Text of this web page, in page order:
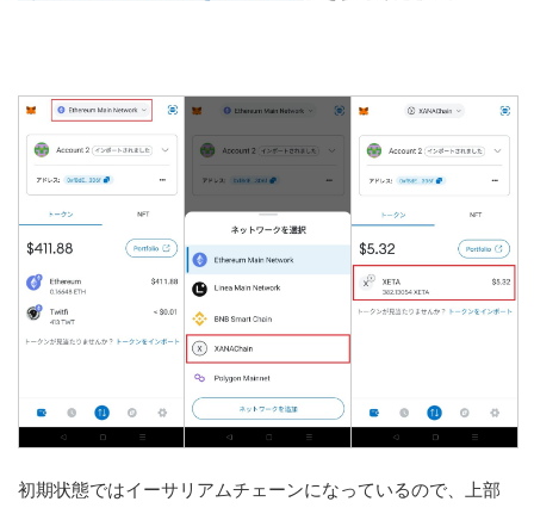
初期状態ではイーサリアムチェーンになっているので、上部